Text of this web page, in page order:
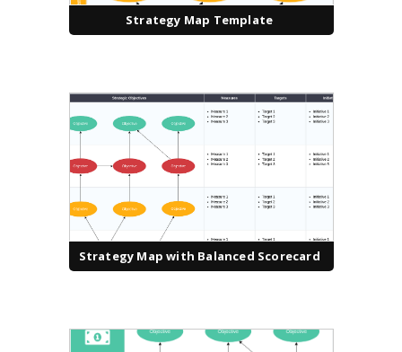
Strategy Map Template
Strategy Map with Balanced Scorecard